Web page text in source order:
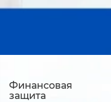
Финансовая
защита